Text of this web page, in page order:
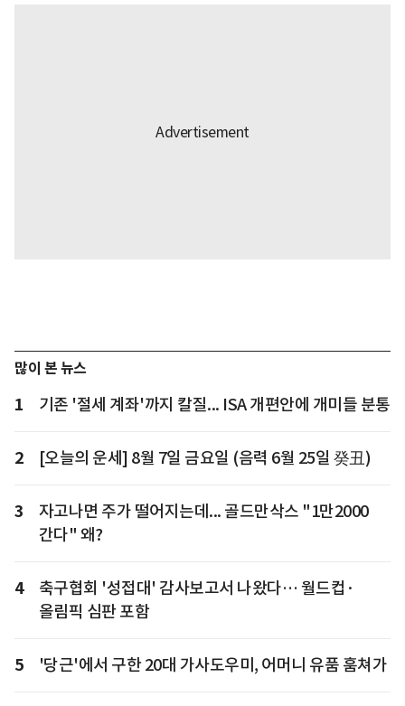
많이 본 뉴스
1 기존 '절세 계좌'까지 칼질... ISA 개편안에 개미들 분통
2 [오늘의 운세] 8월 7일 금요일 (음력 6월 25일 癸丑)
3
자고나면 주가 떨어지는데... 골드만삭스 "1만2000
간다" 왜?
4
축구협회 '성접대' 감사보고서 나왔다… 월드컵·
올림픽 심판 포함
5 '당근'에서 구한 20대 가사도우미, 어머니 유품 훔쳐가